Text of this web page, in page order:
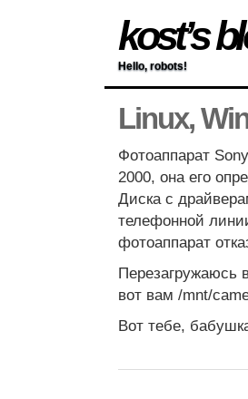
kost’s
Hello, robots!
Linux,
Фотоаппарат
2000, она его
Диска с
телефонной
фотоаппарат
Перезагружаюсь
вот вам /mnt/
Вот тебе,